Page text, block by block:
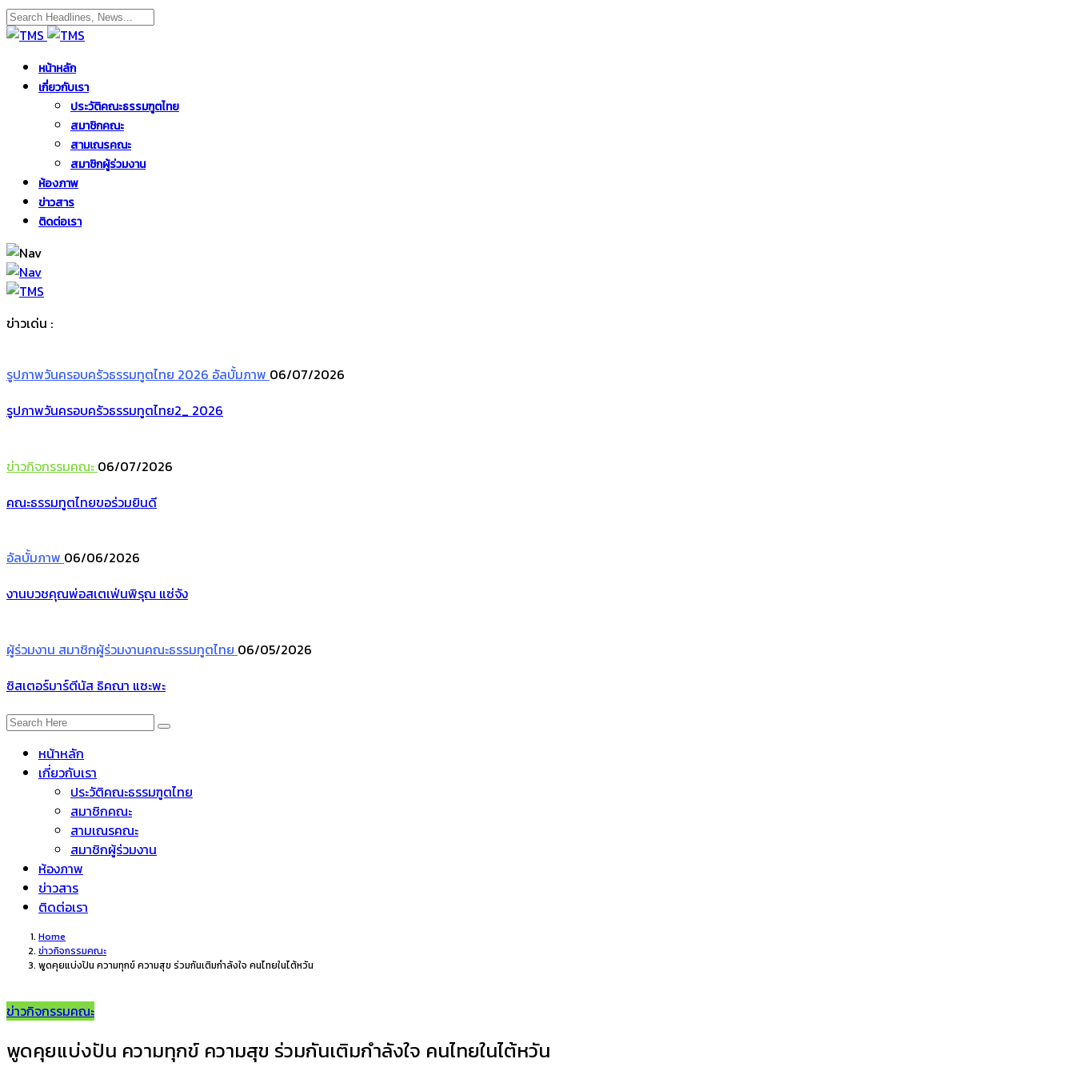
หน้าหลัก
เกี่ยวกับเรา
ประวัติคณะธรรมฑูตไทย
สมาชิกคณะ
สามเณรคณะ
สมาชิกผู้ร่วมงาน
ห้องภาพ
ข่าวสาร
ติดต่อเรา
ข่าวเด่น :
รูปภาพวันครอบครัวธรรมทูตไทย 2026 อัลบั้มภาพ 06/07/2026
รูปภาพวันครอบครัวธรรมทูตไทย2_ 2026
ข่าวกิจกรรมคณะ 06/07/2026
คณะธรรมทูตไทยขอร่วมยินดี
อัลบั้มภาพ 06/06/2026
งานบวชคุณพ่อสเตเฟ่นพิรุณ แซ่จัง
ผู้ร่วมงาน สมาชิกผู้ร่วมงานคณะธรรมทูตไทย 06/05/2026
ซิสเตอร์มาร์ตีนัส ธิคณา แซะพะ
หน้าหลัก
เกี่ยวกับเรา
ประวัติคณะธรรมฑูตไทย
สมาชิกคณะ
สามเณรคณะ
สมาชิกผู้ร่วมงาน
ห้องภาพ
ข่าวสาร
ติดต่อเรา
Home
ข่าวกิจกรรมคณะ
พูดคุยแบ่งปัน ความทุกข์ ความสุข ร่วมกันเติมกำลังใจ คนไทยในไต้หวัน
ข่าวกิจกรรมคณะ
พูดคุยแบ่งปัน ความทุกข์ ความสุข ร่วมกันเติมกำลังใจ คนไทยในไต้หวัน